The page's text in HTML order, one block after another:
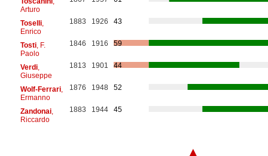
Arturo
Toselli,
Enrico
1883 1926 43
Tosti, F.
Paolo
1846 1916 59
Verdi,
Giuseppe
1813 1901 44
Wolf-Ferrari,
Ermanno
1876 1948 52
Zandonai,
Riccardo
1883 1944 45